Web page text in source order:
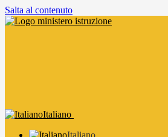
Salta al contenuto
Italiano
Italiano